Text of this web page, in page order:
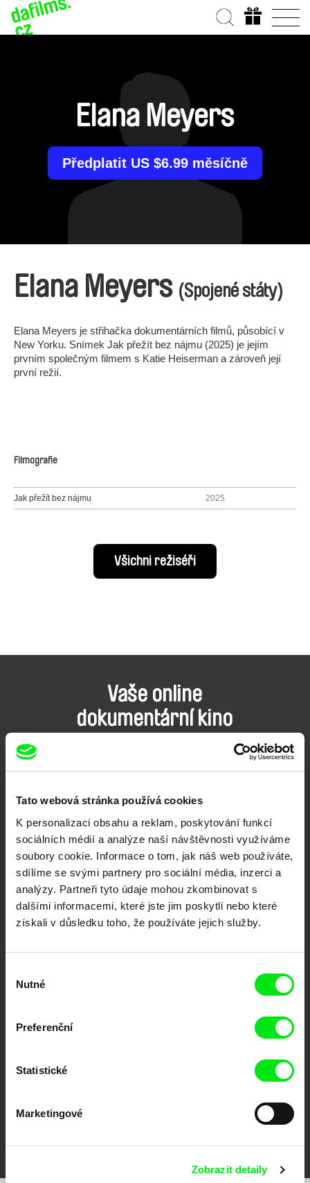
Tato webová stránka používá cookies
K personalizaci obsahu a reklam, poskytování funkcí
sociálních médií a analýze naší návštěvnosti využíváme
soubory cookie. Informace o tom, jak náš web používáte,
sdílíme se svými partnery pro sociální média, inzerci a
analýzy. Partneři tyto údaje mohou zkombinovat s
dalšími informacemi, které jste jim poskytli nebo které
získali v důsledku toho, že používáte jejich služby.
souhlasu
Nutné
Preferenční
Statistické
Marketingové
Zobrazit detaily
Elana Meyers
Předplatit US $6.99 měsíčně
Elana Meyers (Spojené státy)
Elana Meyers je střihačka dokumentárních filmů, působící v
New Yorku. Snímek Jak přežít bez nájmu (2025) je jejím
prvním společným filmem s Katie Heiserman a zároveň její
první režií.
Filmografie
Jak přežít bez nájmu 2025
Všichni režiséři
Vaše online
dokumentární kino
každý týden
festivalů dokumentárního filmu sdružených do Doc Alliance. Naším cílem je
podporovat kvalitní autorské filmy.
Členové Doc Alliance
DOK Leipzig